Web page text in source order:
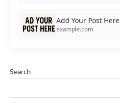
Add Your Post Here
example.com
Search